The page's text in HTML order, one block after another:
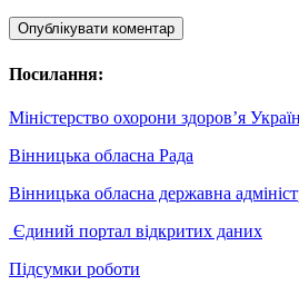
Опублікувати коментар
Посилання:
Міністерство охорони здоров’я
Вінницька обласна Рада
Вінницька обласна державна
Єдиний портал відкритих даних
Підсумки роботи